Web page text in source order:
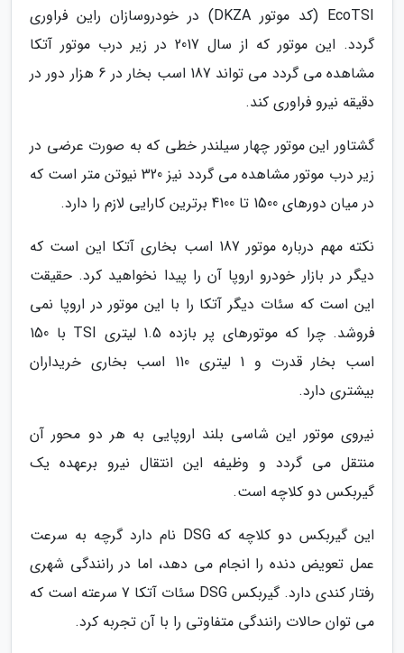
EcoTSI (کد موتور DKZA) در خودروسازان راین فراوری
گردد. این موتور که از سال 2017 در زیر درب موتور آتکا
مشاهده می گردد می تواند 187 اسب بخار در 6 هزار دور در
دقیقه نیرو فراوری کند.
گشتاور این موتور چهار سیلندر خطی که به صورت عرضی در
زیر درب موتور مشاهده می گردد نیز 320 نیوتن متر است که
در میان دورهای 1500 تا 4100 برترین کارایی لازم را دارد.
نکته مهم درباره موتور 187 اسب بخاری آتکا این است که
دیگر در بازار خودرو اروپا آن را پیدا نخواهید کرد. حقیقت
این است که سئات دیگر آتکا را با این موتور در اروپا نمی
فروشد. چرا که موتورهای پر بازده 1.5 لیتری TSI با 150
اسب بخار قدرت و 1 لیتری 110 اسب بخاری خریداران
بیشتری دارد.
نیروی موتور این شاسی بلند اروپایی به هر دو محور آن
منتقل می گردد و وظیفه این انتقال نیرو برعهده یک
گیربکس دو کلاچه است.
این گیربکس دو کلاچه که DSG نام دارد گرچه به سرعت
عمل تعویض دنده را انجام می دهد، اما در رانندگی شهری
رفتار کندی دارد. گیربکس DSG سئات آتکا 7 سرعته است که
می توان حالات رانندگی متفاوتی را با آن تجربه کرد.